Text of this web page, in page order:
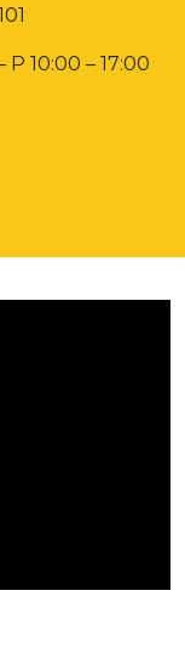
10:00 – 17:00